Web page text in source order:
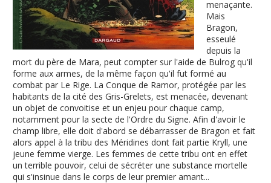
menaçante.
Mais
Bragon,
esseulé
depuis la
mort du père de Mara, peut compter sur l'aide de Bulrog qu'il
forme aux armes, de la même façon qu'il fut formé au
combat par Le Rige. La Conque de Ramor, protégée par les
habitants de la cité des Gris-Grelets, est menacée, devenant
un objet de convoitise et un enjeu pour chaque camp,
notamment pour la secte de l'Ordre du Signe. Afin d'avoir le
champ libre, elle doit d'abord se débarrasser de Bragon et fait
alors appel à la tribu des Méridines dont fait partie Kryll, une
jeune femme vierge. Les femmes de cette tribu ont en effet
un terrible pouvoir, celui de sécréter une substance mortelle
qui s'insinue dans le corps de leur premier amant...